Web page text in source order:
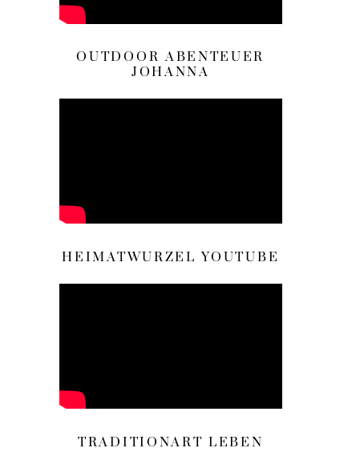
OUTDOOR ABENTEUER
JOHANNA
HEIMATWURZEL YOUTUBE
TRADITIONART LEBEN